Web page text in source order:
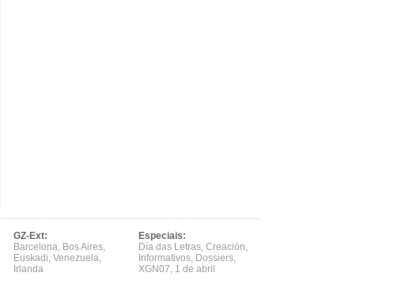
GZ-Ext:
Barcelona, Bos Aires,
Euskadi, Venezuela,
Irlanda
Especiais:
Día das Letras, Creación,
Informativos, Dossiers,
XGN07, 1 de abril